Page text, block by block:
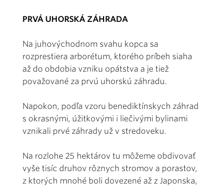
PRVÁ UHORSKÁ ZÁHRADA
Na juhovýchodnom svahu kopca sa
rozprestiera arborétum, ktorého príbeh siaha
až do obdobia vzniku opátstva a je tiež
považované za prvú uhorskú záhradu.
Napokon, podľa vzoru benediktínskych záhrad
s okrasnými, úžitkovými i liečivými bylinami
vznikali prvé záhrady už v stredoveku.
Na rozlohe 25 hektárov tu môžeme obdivovať
vyše tisíc druhov rôznych stromov a porastov,
z ktorých mnohé boli dovezené až z Japonska,